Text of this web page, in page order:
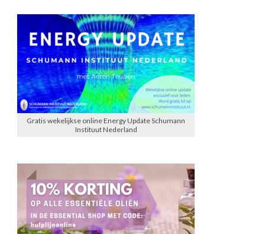
Gratis wekelijkse online Energy Update Schumann
Instituut Nederland